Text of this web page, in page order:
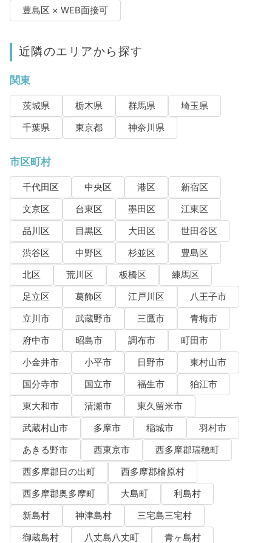
豊島区 × WEB面接可
近隣のエリアから探す
関東
茨城県 栃木県 群馬県
埼玉県
千葉県
東京都 神奈川県
市区町村
千代田区 中央区 港区
新宿区
文京区
台東区 墨田区
江東区
品川区
目黒区 大田区
世田谷区
渋谷区
中野区 杉並区
豊島区
北区
荒川区 板橋区
練馬区
足立区
葛飾区 江戸川区
八王子市
立川市
武蔵野市 三鷹市
青梅市
府中市
昭島市 調布市
町田市
小金井市
小平市 日野市
東村山市
国分寺市
国立市 福生市
狛江市
東大和市
清瀬市
東久留米市
武蔵村山市
多摩市 稲城市
羽村市
あきる野市
西東京市
西多摩郡瑞穂町
西多摩郡日の出町
西多摩郡檜原村
西多摩郡奥多摩町
大島町
利島村
新島村
神津島村
三宅島三宅村
御蔵島村
八丈島八丈町 青ヶ島村